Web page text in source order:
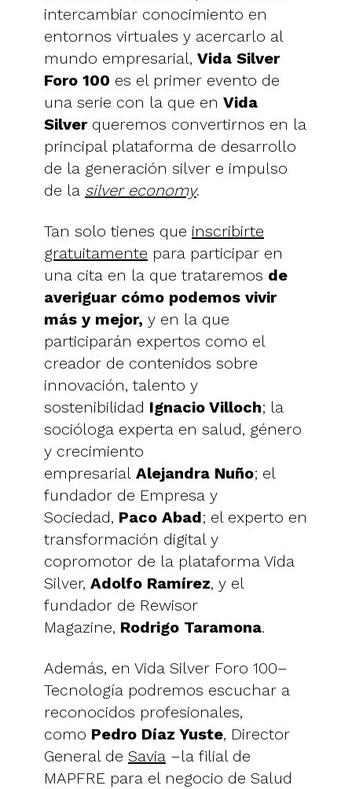
intercambiar conocimiento en
entornos virtuales y acercarlo al
mundo empresarial, Vida Silver
Foro 100 es el primer evento de
una serie con la que en Vida
Silver queremos convertirnos en la
principal plataforma de desarrollo
de la generación silver e impulso
de la silver economy.
Tan solo tienes que inscribirte
gratuitamente para participar en
una cita en la que trataremos de
averiguar cómo podemos vivir
más y mejor, y en la que
participarán expertos como el
creador de contenidos sobre
innovación, talento y
sostenibilidad Ignacio Villoch; la
socióloga experta en salud, género
y crecimiento
empresarial Alejandra Nuño; el
fundador de Empresa y
Sociedad, Paco Abad; el experto en
transformación digital y
copromotor de la plataforma Vida
Silver, Adolfo Ramírez, y el
fundador de Rewisor
Magazine, Rodrigo Taramona.
Además, en Vida Silver Foro 100–
Tecnología podremos escuchar a
reconocidos profesionales,
como Pedro Díaz Yuste, Director
General de Savia –la filial de
MAPFRE para el negocio de Salud